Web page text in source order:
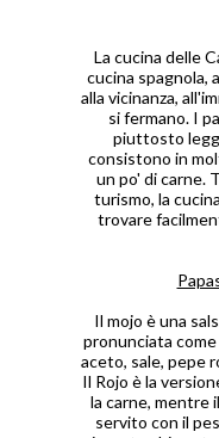
La cucina delle
cucina spagnola,
alla vicinanza,
si fermano. I
piuttosto
consistono in
un po' di carne.
turismo, la
trovare
Il mojo è una
pronunciata come
aceto, sale, pepe
Il Rojo è la
la carne, mentre
servito con il